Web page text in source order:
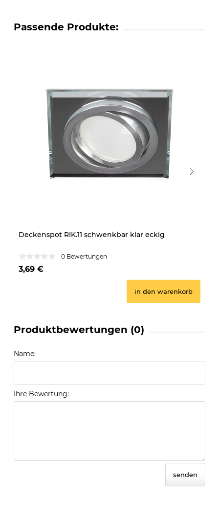
Passende Produkte:
Deckenspot RIK.11 schwenkbar klar eckig
0 Bewertungen
3,69 €
in den warenkorb
Produktbewertungen (0)
Name:
Ihre Bewertung:
senden